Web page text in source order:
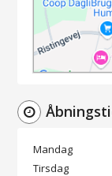
Mandag
Tirsdag